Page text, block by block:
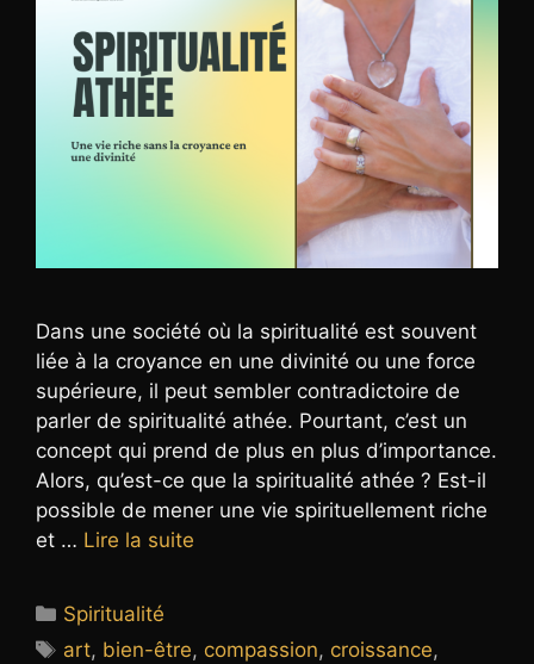
Dans une société où la spiritualité est souvent
liée à la croyance en une divinité ou une force
supérieure, il peut sembler contradictoire de
parler de spiritualité athée. Pourtant, c’est un
concept qui prend de plus en plus d’importance.
Alors, qu’est-ce que la spiritualité athée ? Est-il
possible de mener une vie spirituellement riche
et … Lire la suite
Catégories
Spiritualité
Étiquettes
art, bien-être, compassion, croissance,